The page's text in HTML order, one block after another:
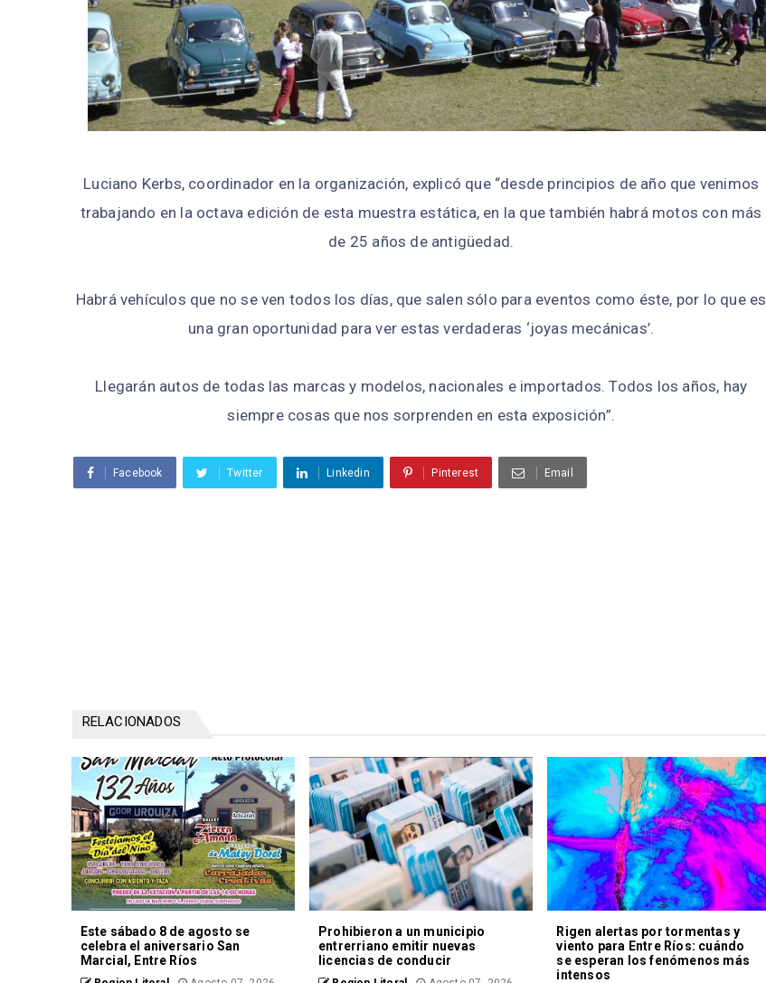
Luciano Kerbs, coordinador en la organización, explicó que “desde principios de año que venimos
trabajando en la octava edición de esta muestra estática, en la que también habrá motos con más
de 25 años de antigüedad.
Habrá vehículos que no se ven todos los días, que salen sólo para eventos como éste, por lo que es
una gran oportunidad para ver estas verdaderas ‘joyas mecánicas’.
Llegarán autos de todas las marcas y modelos, nacionales e importados. Todos los años, hay
siempre cosas que nos sorprenden en esta exposición”.
Facebook Twitter Linkedin Pinterest Email
RELACIONADOS
Este sábado 8 de agosto se
celebra el aniversario San
Marcial, Entre Ríos
Prohibieron a un municipio
entrerriano emitir nuevas
licencias de conducir
Rigen alertas por tormentas y
viento para Entre Ríos: cuándo
se esperan los fenómenos más
intensos